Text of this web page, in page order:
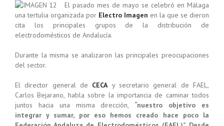
El pasado mes de mayo se celebró en Málaga
una tertulia organizada por Electro Imagen en la que se dieron
cita los principales grupos de la distribución de
electrodomésticos de Andalucía.
Durante la misma se analizaron las principales preocupaciones
del sector.
El director general de CECAy secretario general de FAEL,
Carlos Bejarano, habla sobre la importancia de caminar todos
juntos hacia una misma dirección, “nuestro objetivo es
integrar y sumar, por eso hemos creado hace poco la